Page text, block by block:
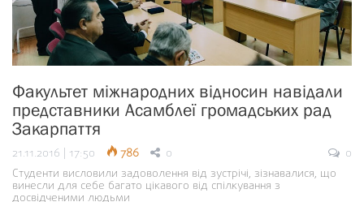
Факультет міжнародних відносин навідали
представники Асамблеї громадських рад
Закарпаття
21.11.2016 | 17:50 786 0
0
Студенти висловили задоволення від зустрічі, зізнавалися, що
винесли для себе багато цікавого від спілкування з
досвідченими людьми